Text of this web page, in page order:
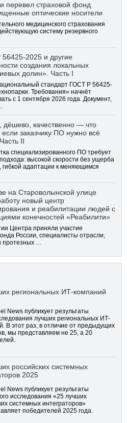
страховой фонд
оптические носители
медицинского страхования
систему резервного
2025 и другие
создания локальных
долин». Часть I
стандарт ГОСТ Р 56425-
Требования» начнёт
с 1 сентября 2026 года. Документ,
дёшево, качественно — что
если заказчику ПО нужно всё
II
специализированного ПО требует
высокой скорости без ущерба
гибкой адаптации к меняющимся
на Староволынской улице
новый центр
и реабилитации людей с
конечностей «Реабилити»
Центра приняли участие
России, специалисты отрасли,
протезных …
региональных ИТ-компаний
News публикует результаты
лучших региональных ИТ-
В этот раз, в отличие от предыдущих
мы представляем не 25, а 20
российских системных
2025
News публикует результаты
исследования «25 лучших
системных интеграторов»
победителей 2025 года.